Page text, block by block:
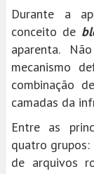
Durante a
conceito de
aparenta.
mecanismo
combinação
camadas da
Entre as
quatro grupos:
de arquivos